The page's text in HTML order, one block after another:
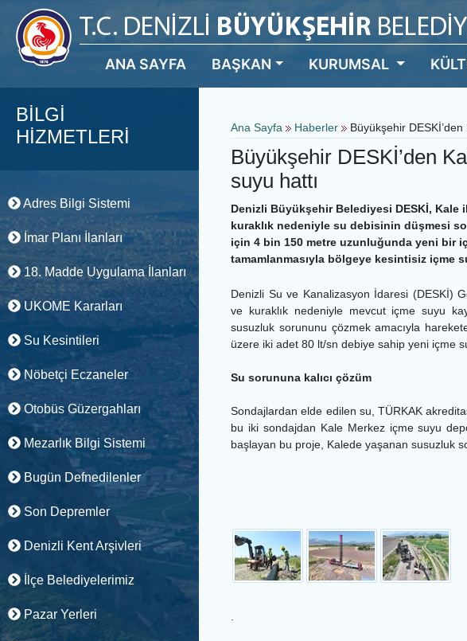
ANA SAYFA BAŞKAN KURUMSAL
BİLGİ
HİZMETLERİ
Adres Bilgi Sistemi
İmar Planı İlanları
18. Madde Uygulama İlanları
UKOME Kararları
Su Kesintileri
Nöbetçi Eczaneler
Otobüs Güzergahları
Mezarlık Bilgi Sistemi
Bugün Defnedilenler
Son Depremler
Denizli Kent Arşivleri
İlçe Belediyelerimiz
Pazar Yerleri
Ana Sayfa Haberler Büyükşehir
Büyükşehir DESKİ’den
suyu hattı
Denizli Büyükşehir Belediyesi DESKİ, Kale
kuraklık nedeniyle su debisinin düşmesi
için 4 bin 150 metre uzunluğunda yeni bir
tamamlanmasıyla bölgeye kesintisiz içme
Denizli Su ve Kanalizasyon İdaresi (DESKİ)
ve kuraklık nedeniyle mevcut içme suyu
susuzluk sorununu çözmek amacıyla
üzere iki adet 80 lt/sn debiye sahip yeni içme
Su sorununa kalıcı çözüm
Sondajlardan elde edilen su, TÜRKAK
bu iki sondajdan Kale Merkez içme suyu
başlayan bu proje, Kalede yaşanan susuzluk